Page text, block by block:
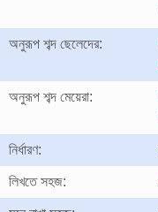
অনুরূপ শব্দ ছেলেদের:
অনুরূপ শব্দ মেয়েরা:
নির্ধারণ:
লিখতে সহজ: